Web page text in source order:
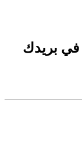
في بريدك